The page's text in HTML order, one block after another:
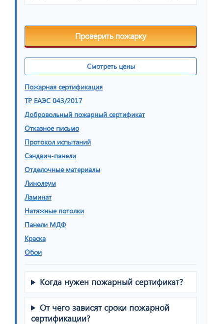
Проверить пожарку
Смотреть цены
Пожарная сертификация
ТР ЕАЭС 043/2017
Добровольный пожарный сертификат
Отказное письмо
Протокол испытаний
Сэндвич-панели
Отделочные материалы
Линолеум
Ламинат
Натяжные потолки
Панели МДФ
Краска
Обои
Когда нужен пожарный сертификат?
От чего зависят сроки пожарной
сертификации?